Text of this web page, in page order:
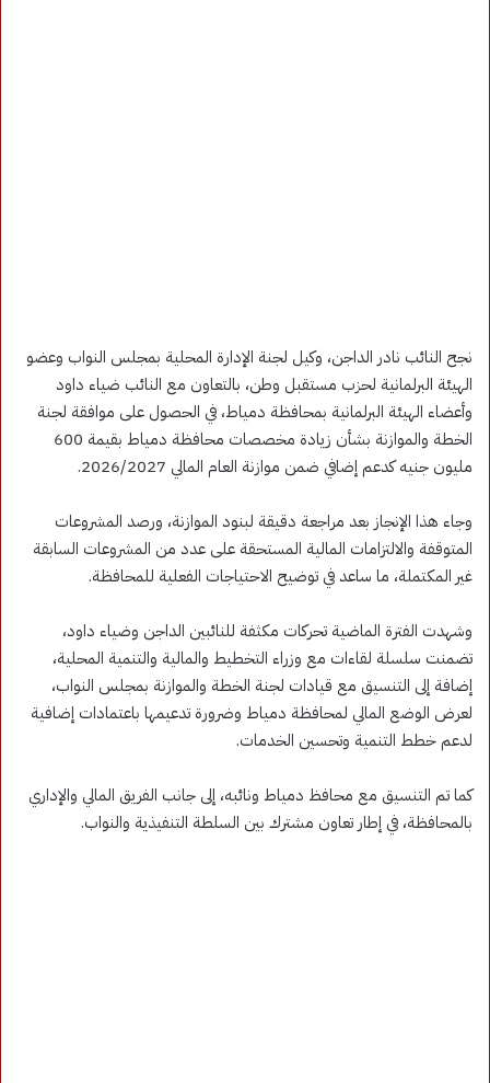
نجح النائب نادر الداجن، وكيل لجنة الإدارة المحلية بمجلس النواب وعضو
الهيئة البرلمانية لحزب مستقبل وطن، بالتعاون مع النائب ضياء داود
وأعضاء الهيئة البرلمانية بمحافظة دمياط، في الحصول على موافقة لجنة
الخطة والموازنة بشأن زيادة مخصصات محافظة دمياط بقيمة 600
مليون جنيه كدعم إضافي ضمن موازنة العام المالي 2026/2027.
وجاء هذا الإنجاز بعد مراجعة دقيقة لبنود الموازنة، ورصد المشروعات
المتوقفة والالتزامات المالية المستحقة على عدد من المشروعات السابقة
غير المكتملة، ما ساعد في توضيح الاحتياجات الفعلية للمحافظة.
وشهدت الفترة الماضية تحركات مكثفة للنائبين الداجن وضياء داود،
تضمنت سلسلة لقاءات مع وزراء التخطيط والمالية والتنمية المحلية،
إضافة إلى التنسيق مع قيادات لجنة الخطة والموازنة بمجلس النواب،
لعرض الوضع المالي لمحافظة دمياط وضرورة تدعيمها باعتمادات إضافية
لدعم خطط التنمية وتحسين الخدمات.
كما تم التنسيق مع محافظ دمياط ونائبه، إلى جانب الفريق المالي والإداري
بالمحافظة، في إطار تعاون مشترك بين السلطة التنفيذية والنواب.